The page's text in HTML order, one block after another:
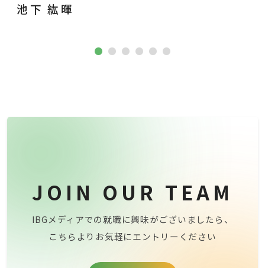
池下 紘暉
JOIN OUR TEAM
IBGメディアでの就職に興味がございましたら、
こちらよりお気軽にエントリーください